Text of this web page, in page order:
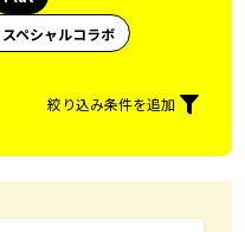
ペシャルコラボ
絞り込み条件を追加